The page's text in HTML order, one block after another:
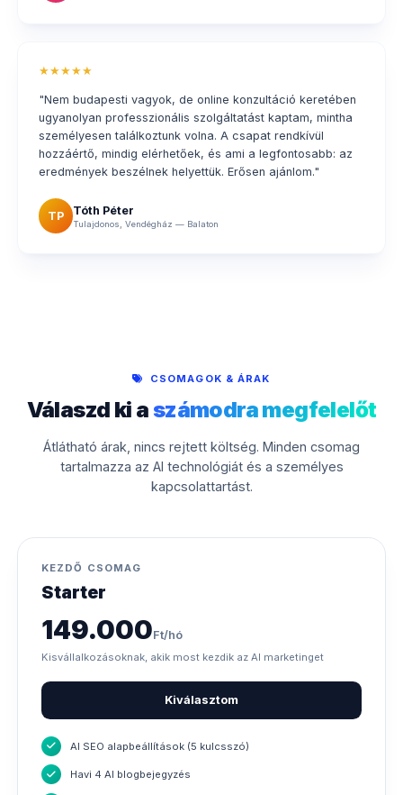
★★★★★
"Nem budapesti vagyok, de online konzultáció keretében
ugyanolyan professzionális szolgáltatást kaptam, mintha
személyesen találkoztunk volna. A csapat rendkívül
hozzáértő, mindig elérhetőek, és ami a legfontosabb: az
eredmények beszélnek helyettük. Erősen ajánlom."
TP Tóth Péter
Tulajdonos, Vendégház — Balaton
CSOMAGOK & ÁRAK
Válaszd ki a számodra megfelelőt
Átlátható árak, nincs rejtett költség. Minden csomag
tartalmazza az AI technológiát és a személyes
kapcsolattartást.
KEZDŐ CSOMAG
Starter
149.000Ft/hó
Kisvállalkozásoknak, akik most kezdik az AI marketinget
Kiválasztom
AI SEO alapbeállítások (5 kulcsszó)
Havi 4 AI blogbejegyzés